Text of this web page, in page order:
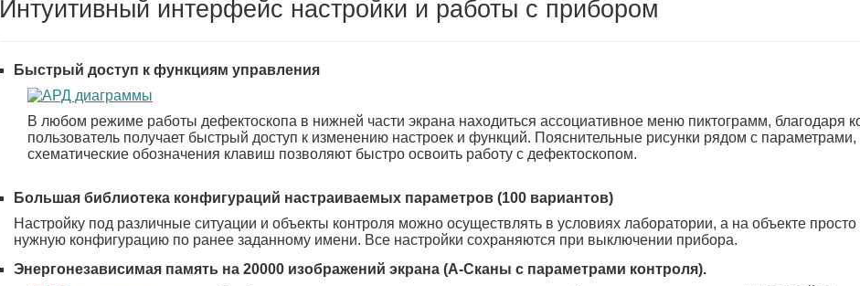
Интуитивный интерфейс настройки и работы с прибором
Быстрый доступ к функциям управления
В любом режиме работы дефектоскопа в нижней части экрана находиться ассоциативное меню пиктограмм, благодаря
пользователь получает быстрый доступ к изменению настроек и функций. Пояснительные рисунки рядом с
схематические обозначения клавиш позволяют быстро освоить работу с дефектоскопом.
Большая библиотека конфигураций настраиваемых параметров (100 вариантов)
Настройку под различные ситуации и объекты контроля можно осуществлять в условиях лаборатории, а на объекте
нужную конфигурацию по ранее заданному имени. Все настройки сохраняются при выключении прибора.
Энергонезависимая память на 20000 изображений экрана (А-Сканы с параметрами контроля).